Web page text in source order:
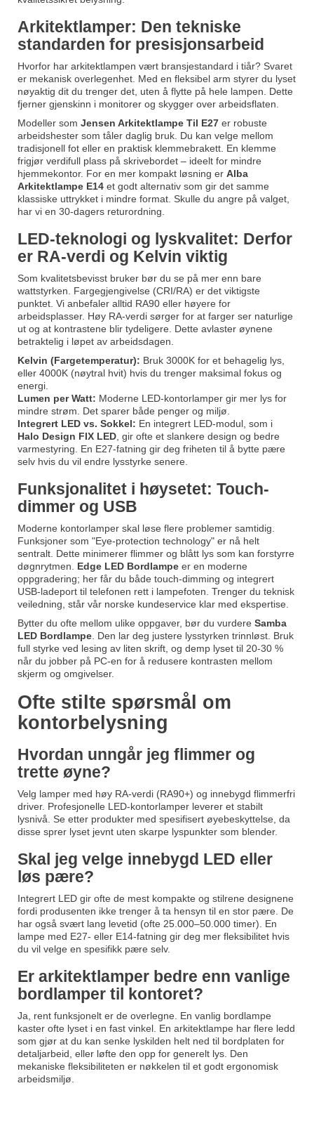
Arkitektlamper: Den tekniske
standarden for presisjonsarbeid
Hvorfor har arkitektlampen vært bransjestandard i tiår? Svaret
er mekanisk overlegenhet. Med en fleksibel arm styrer du lyset
nøyaktig dit du trenger det, uten å flytte på hele lampen. Dette
fjerner gjenskinn i monitorer og skygger over arbeidsflaten.
Modeller som Jensen Arkitektlampe Til E27 er robuste
arbeidshester som tåler daglig bruk. Du kan velge mellom
tradisjonell fot eller en praktisk klemmebrakett. En klemme
frigjør verdifull plass på skrivebordet – ideelt for mindre
hjemmekontor. For en mer kompakt løsning er Alba
Arkitektlampe E14 et godt alternativ som gir det samme
klassiske uttrykket i mindre format. Skulle du angre på valget,
har vi en 30-dagers returordning.
LED-teknologi og lyskvalitet: Derfor
er RA-verdi og Kelvin viktig
Som kvalitetsbevisst bruker bør du se på mer enn bare
wattstyrken. Fargegjengivelse (CRI/RA) er det viktigste
punktet. Vi anbefaler alltid RA90 eller høyere for
arbeidsplasser. Høy RA-verdi sørger for at farger ser naturlige
ut og at kontrastene blir tydeligere. Dette avlaster øynene
betraktelig i løpet av arbeidsdagen.
Kelvin (Fargetemperatur): Bruk 3000K for et behagelig lys,
eller 4000K (nøytral hvit) hvis du trenger maksimal fokus og
energi.
Lumen per Watt: Moderne LED-kontorlamper gir mer lys for
mindre strøm. Det sparer både penger og miljø.
Integrert LED vs. Sokkel: En integrert LED-modul, som i
Halo Design FIX LED , gir ofte et slankere design og bedre
varmestyring. En E27-fatning gir deg friheten til å bytte pære
selv hvis du vil endre lysstyrke senere.
Funksjonalitet i høysetet: Touch-
dimmer og USB
Moderne kontorlamper skal løse flere problemer samtidig.
Funksjoner som "Eye-protection technology" er nå helt
sentralt. Dette minimerer flimmer og blått lys som kan forstyrre
døgnrytmen. Edge LED Bordlampe er en moderne
oppgradering; her får du både touch-dimming og integrert
USB-ladeport til telefonen rett i lampefoten. Trenger du teknisk
veiledning, står vår norske kundeservice klar med ekspertise.
Bytter du ofte mellom ulike oppgaver, bør du vurdere Samba
LED Bordlampe . Den lar deg justere lysstyrken trinnløst. Bruk
full styrke ved lesing av liten skrift, og demp lyset til 20-30 %
når du jobber på PC-en for å redusere kontrasten mellom
skjerm og omgivelser.
Ofte stilte spørsmål om
kontorbelysning
Hvordan unngår jeg flimmer og
trette øyne?
Velg lamper med høy RA-verdi (RA90+) og innebygd flimmerfri
driver. Profesjonelle LED-kontorlamper leverer et stabilt
lysnivå. Se etter produkter med spesifisert øyebeskyttelse, da
disse sprer lyset jevnt uten skarpe lyspunkter som blender.
Skal jeg velge innebygd LED eller
løs pære?
Integrert LED gir ofte de mest kompakte og stilrene designene
fordi produsenten ikke trenger å ta hensyn til en stor pære. De
har også svært lang levetid (ofte 25.000–50.000 timer). En
lampe med E27- eller E14-fatning gir deg mer fleksibilitet hvis
du vil velge en spesifikk pære selv.
Er arkitektlamper bedre enn vanlige
bordlamper til kontoret?
Ja, rent funksjonelt er de overlegne. En vanlig bordlampe
kaster ofte lyset i en fast vinkel. En arkitektlampe har flere ledd
som gjør at du kan senke lyskilden helt ned til bordplaten for
detaljarbeid, eller løfte den opp for generelt lys. Den
mekaniske fleksibiliteten er nøkkelen til et godt ergonomisk
arbeidsmiljø.